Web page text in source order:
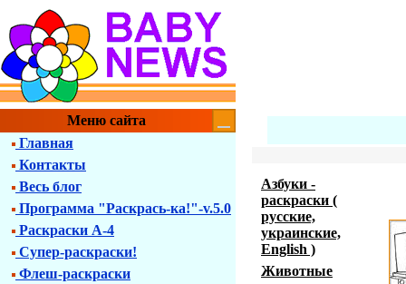
Меню сайта
Главная
Контакты
Весь блог
Программа "Раскрась-ка!"-v.5.0
Раскраски А-4
Супер-раскраски!
Флеш-раскраски
Азбуки -
раскраски (
русские,
украинские,
English )
Животные